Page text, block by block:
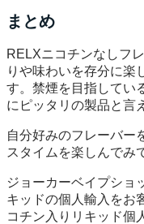
まとめ
RELXニコチンなしフ
りや味わいを存分に楽
す。禁煙を目指してい
にピッタリの製品と言
自分好みのフレーバー
スタイムを楽しんでみ
ジョーカーベイプショ
キッドの個人輸入をお
コチン入りリキッド個